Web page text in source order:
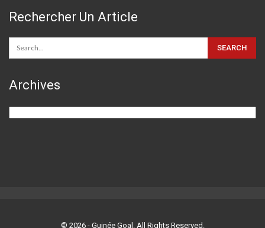
Rechercher Un Article
Archives
© 2026 - Guinée Goal. All Rights Reserved.